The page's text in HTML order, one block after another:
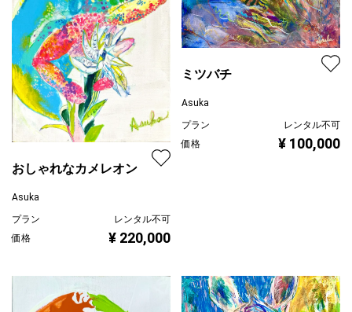
おしゃれなカメレオン
Asuka
プラン
レンタル不可
価格
¥ 220,000
ミツバチ
Asuka
プラン
レンタル不可
価格
¥ 100,000